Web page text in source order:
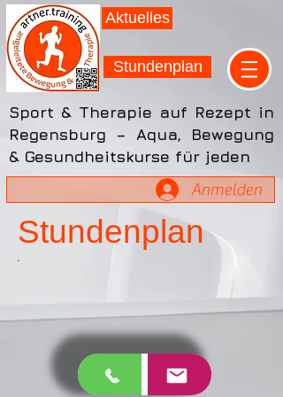
Aktuelles
Stundenplan
Sport & Therapie auf Rezept in
Regensburg – Aqua, Bewegung
& Gesundheitskurse für jeden
Anmelden
Stundenplan